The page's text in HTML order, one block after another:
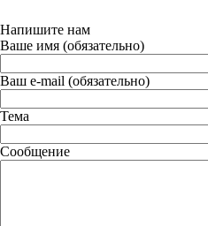
Напишите нам
Ваше имя (обязательно)
Ваш e-mail (обязательно)
Тема
Сообщение